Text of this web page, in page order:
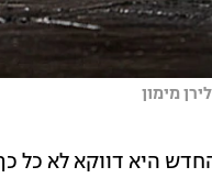
מימון
היא דווקא לא כל